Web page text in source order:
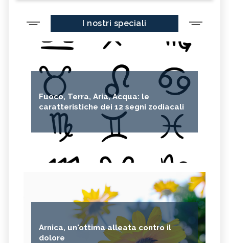
I nostri speciali
Fuoco, Terra, Aria, Acqua: le
caratteristiche dei 12 segni zodiacali
Arnica, un'ottima alleata contro il
dolore